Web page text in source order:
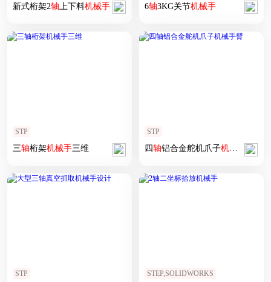
新式桁架2轴 上下料机械手 6轴3KG关节机械手
STP
三轴桁架机械手三维
STP
四轴铝合金舵机爪子机械手 臂
STP STEP,SOLIDWORKS